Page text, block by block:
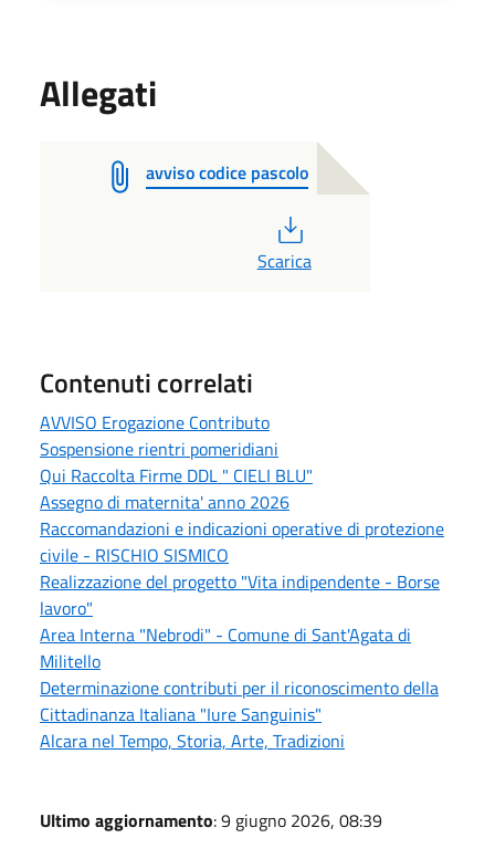
Allegati
avviso codice pascolo
Scarica
Contenuti correlati
AVVISO Erogazione Contributo
Sospensione rientri pomeridiani
Qui Raccolta Firme DDL " CIELI BLU"
Assegno di maternita' anno 2026
Raccomandazioni e indicazioni operative di protezione
civile - RISCHIO SISMICO
Realizzazione del progetto "Vita indipendente - Borse
lavoro"
Area Interna "Nebrodi" - Comune di Sant'Agata di
Militello
Determinazione contributi per il riconoscimento della
Cittadinanza Italiana "Iure Sanguinis"
Alcara nel Tempo, Storia, Arte, Tradizioni
Ultimo aggiornamento: 9 giugno 2026, 08:39